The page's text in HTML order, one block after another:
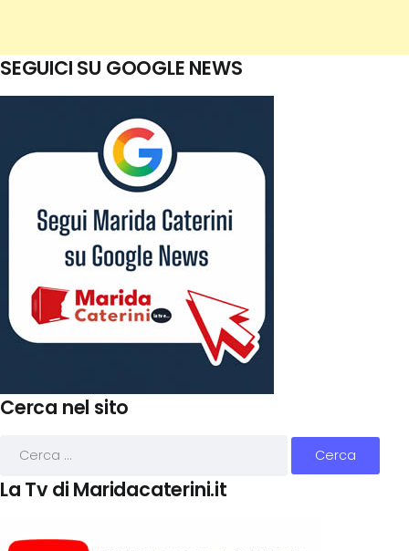
SEGUICI SU GOOGLE NEWS
Cerca nel sito
La Tv di Maridacaterini.it